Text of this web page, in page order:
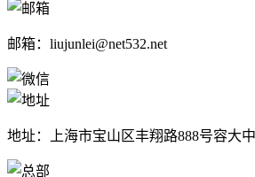
邮箱：liujunlei@net532.net
地址：上海市宝山区丰翔路888号容大